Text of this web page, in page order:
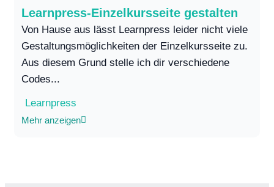
Learnpress-Einzelkursseite gestalten
Von Hause aus lässt Learnpress leider nicht viele
Gestaltungsmöglichkeiten der Einzelkursseite zu.
Aus diesem Grund stelle ich dir verschiedene
Codes...
Learnpress
Mehr anzeigen